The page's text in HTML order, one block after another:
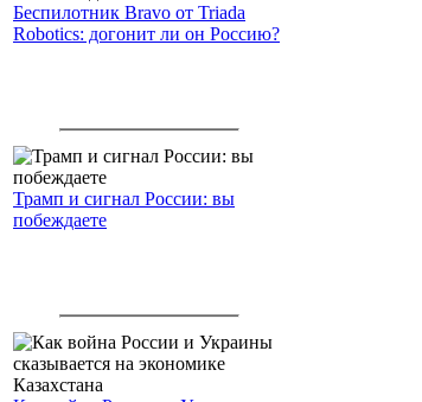
Беспилотник Bravo от Triada
Robotics: догонит ли он Россию?
Трамп и сигнал России: вы
побеждаете